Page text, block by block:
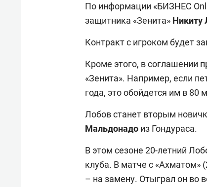
По информации «БИЗНЕС
защитника «Зенита» Никиту
Контракт с игроком будет
Кроме этого, в соглашении
«Зенита». Например, если
года, это обойдется им в 80
Лобов станет вторым
Мальдонадо из Гондураса.
В этом сезоне 20-летний
клуба. В матче с «Ахматом»
– на замену. Отыграл он во